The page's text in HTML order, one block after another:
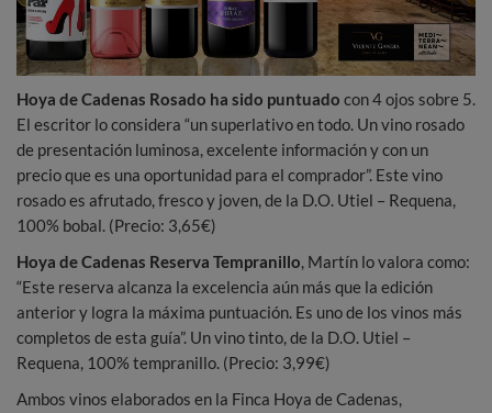
Hoya de Cadenas Rosado ha sido puntuado con 4 ojos sobre 5.
El escritor lo considera “un superlativo en todo. Un vino rosado
de presentación luminosa, excelente información y con un
precio que es una oportunidad para el comprador”. Este vino
rosado es afrutado, fresco y joven, de la D.O. Utiel – Requena,
100% bobal. (Precio: 3,65€)
Hoya de Cadenas Reserva Tempranillo, Martín lo valora como:
“Este reserva alcanza la excelencia aún más que la edición
anterior y logra la máxima puntuación. Es uno de los vinos más
completos de esta guía”. Un vino tinto, de la D.O. Utiel –
Requena, 100% tempranillo. (Precio: 3,99€)
Ambos vinos elaborados en la Finca Hoya de Cadenas,